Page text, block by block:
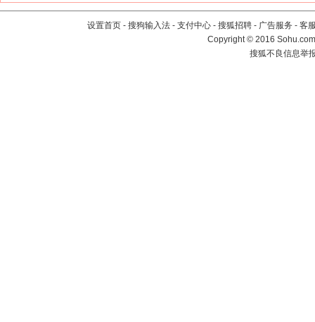
设置首页 - 搜狗输入法 - 支付中心 - 搜狐招聘 - 广告服务 - 客
Copyright©2016
搜狐不良信息举